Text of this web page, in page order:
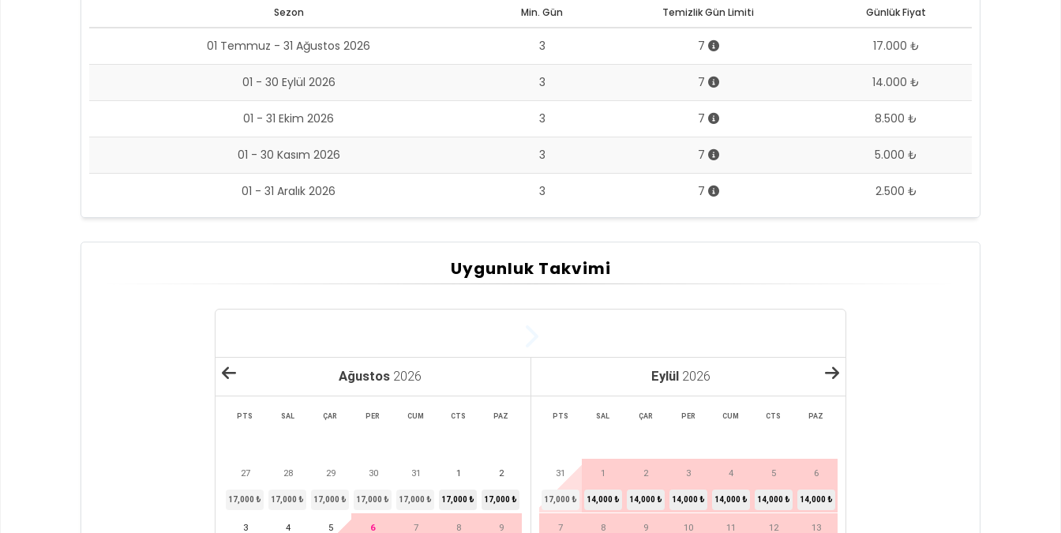
Sezon Min. Gün Temizlik Gün Limiti Günlük Fiyat
01 Temmuz - 31 Ağustos 2026 3 7 17.000 ₺
01 - 30 Eylül 2026 3 7 14.000 ₺
01 - 31 Ekim 2026 3 7 8.500 ₺
01 - 30 Kasım 2026 3 7 5.000 ₺
01 - 31 Aralık 2026 3 7 2.500 ₺
Uygunluk Takvimi
Ağustos 2026
PTS SAL ÇAR PER CUM CTS PAZ
27
17,000 ₺
28
17,000 ₺
29
17,000 ₺
30
17,000 ₺
31
17,000 ₺
1
17,000 ₺
2
17,000 ₺
3 4 5 6 7 8 9
Eylül 2026
PTS SAL ÇAR PER CUM CTS PAZ
31
17,000 ₺
1
14,000 ₺
2
14,000 ₺
3
14,000 ₺
4
14,000 ₺
5
14,000 ₺
6
14,000 ₺
7 8 9 10 11 12 13